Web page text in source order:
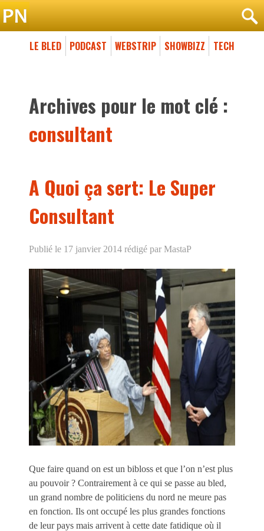
LE BLED PODCAST WEBSTRIP SHOWBIZZ TECH
Archives pour le mot clé :
consultant
A Quoi ça sert: Le Super
Consultant
Publié le 17 janvier 2014 rédigé par MastaP
Que faire quand on est un bibloss et que l’on n’est plus
au pouvoir ? Contrairement à ce qui se passe au bled,
un grand nombre de politiciens du nord ne meure pas
en fonction. Ils ont occupé les plus grandes fonctions
de leur pays mais arrivent à cette date fatidique où il